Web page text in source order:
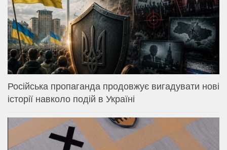
Російська пропаганда продовжує вигадувати нові
історії навколо подій в Україні